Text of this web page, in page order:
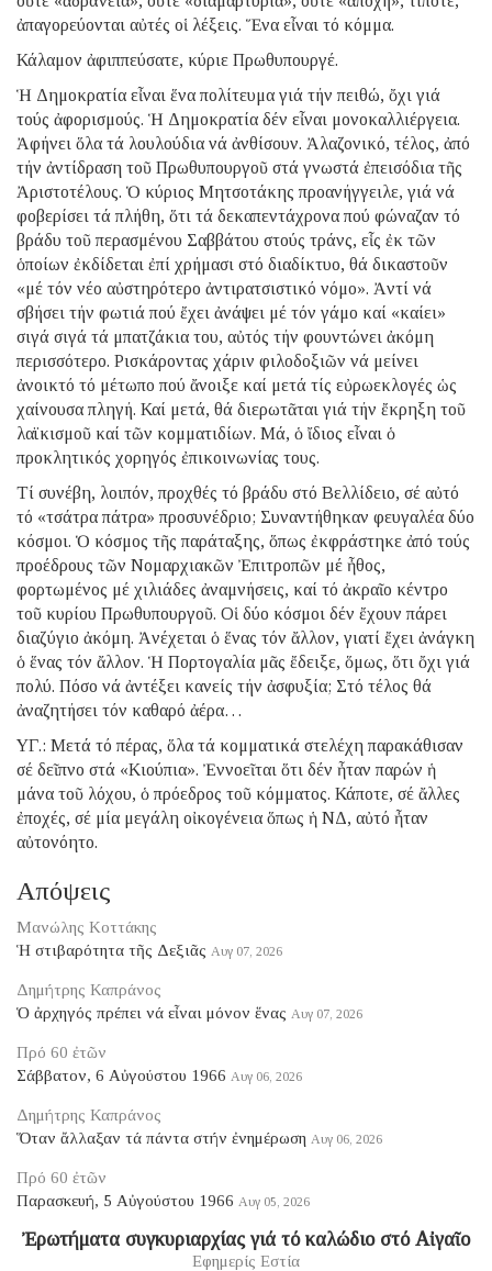
ἀπαγορεύονται αὐτές οἱ λέξεις. Ἕνα εἶναι τό κόμμα.
Κάλαμον ἀφιππεύσατε, κύριε Πρωθυπουργέ.
Ἡ Δημοκρατία εἶναι ἕνα πολίτευμα γιά τήν πειθώ, ὄχι γιά
τούς ἀφορισμούς. Ἡ Δημοκρατία δέν εἶναι μονοκαλλιέργεια.
Ἀφήνει ὅλα τά λουλούδια νά ἀνθίσουν. Ἀλαζονικό, τέλος, ἀπό
τήν ἀντίδραση τοῦ Πρωθυπουργοῦ στά γνωστά ἐπεισόδια τῆς
Ἀριστοτέλους. Ὁ κύριος Μητσοτάκης προανήγγειλε, γιά νά
φοβερίσει τά πλήθη, ὅτι τά δεκαπεντάχρονα πού φώναζαν τό
βράδυ τοῦ περασμένου Σαββάτου στούς τράνς, εἷς ἐκ τῶν
ὁποίων ἐκδίδεται ἐπί χρήμασι στό διαδίκτυο, θά δικαστοῦν
«μέ τόν νέο αὐστηρότερο ἀντιρατσιστικό νόμο». Ἀντί νά
σβήσει τήν φωτιά πού ἔχει ἀνάψει μέ τόν γάμο καί «καίει»
σιγά σιγά τά μπατζάκια του, αὐτός τήν φουντώνει ἀκόμη
περισσότερο. Ρισκάροντας χάριν φιλοδοξιῶν νά μείνει
ἀνοικτό τό μέτωπο πού ἄνοιξε καί μετά τίς εὐρωεκλογές ὡς
χαίνουσα πληγή. Καί μετά, θά διερωτᾶται γιά τήν ἔκρηξη τοῦ
λαϊκισμοῦ καί τῶν κομματιδίων. Μά, ὁ ἴδιος εἶναι ὁ
προκλητικός χορηγός ἐπικοινωνίας τους.
Τί συνέβη, λοιπόν, προχθές τό βράδυ στό Βελλίδειο, σέ αὐτό
τό «τσάτρα πάτρα» προσυνέδριο; Συναντήθηκαν φευγαλέα δύο
κόσμοι. Ὁ κόσμος τῆς παράταξης, ὅπως ἐκφράστηκε ἀπό τούς
προέδρους τῶν Νομαρχιακῶν Ἐπιτροπῶν μέ ἦθος,
φορτωμένος μέ χιλιάδες ἀναμνήσεις, καί τό ἀκραῖο κέντρο
τοῦ κυρίου Πρωθυπουργοῦ. Οἱ δύο κόσμοι δέν ἔχουν πάρει
διαζύγιο ἀκόμη. Ἀνέχεται ὁ ἕνας τόν ἄλλον, γιατί ἔχει ἀνάγκη
ὁ ἕνας τόν ἄλλον. Ἡ Πορτογαλία μᾶς ἔδειξε, ὅμως, ὅτι ὄχι γιά
πολύ. Πόσο νά ἀντέξει κανείς τήν ἀσφυξία; Στό τέλος θά
ἀναζητήσει τόν καθαρό ἀέρα…
ΥΓ.: Μετά τό πέρας, ὅλα τά κομματικά στελέχη παρακάθισαν
σέ δεῖπνο στά «Κιούπια». Ἐννοεῖται ὅτι δέν ἦταν παρών ἡ
μάνα τοῦ λόχου, ὁ πρόεδρος τοῦ κόμματος. Κάποτε, σέ ἄλλες
ἐποχές, σέ μία μεγάλη οἰκογένεια ὅπως ἡ ΝΔ, αὐτό ἦταν
αὐτονόητο.
Απόψεις
Μανώλης Κοττάκης
Ἡ στιβαρότητα τῆς Δεξιᾶς Αυγ 07, 2026
Δημήτρης Καπράνος
Ὁ ἀρχηγός πρέπει νά εἶναι μόνον ἕνας Αυγ 07, 2026
Πρό 60 ἐτῶν
Σάββατον, 6 Αὐγούστου 1966 Αυγ 06, 2026
Δημήτρης Καπράνος
Ὅταν ἄλλαξαν τά πάντα στήν ἐνημέρωση Αυγ 06, 2026
Πρό 60 ἐτῶν
Παρασκευή, 5 Αὐγούστου 1966 Αυγ 05, 2026
Ἐρωτήματα συγκυριαρχίας γιά τό καλώδιο στό Αἰγαῖο
Εφημερίς Εστία